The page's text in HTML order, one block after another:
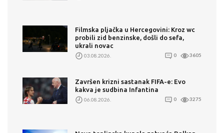
Filmska pljačka u Hercegovini: Kroz wc
probili zid benzinske, došli do sefa,
ukrali novac
03.08.2026. 0 3605
Završen krizni sastanak FIFA-e: Evo
kakva je sudbina Infantina
06.08.2026. 0 3275